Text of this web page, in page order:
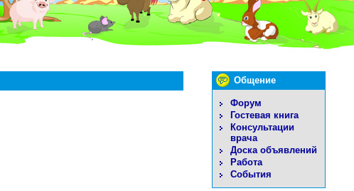
Общение
Форум
Гостевая книга
Консультации
врача
Доска объявлений
Работа
События